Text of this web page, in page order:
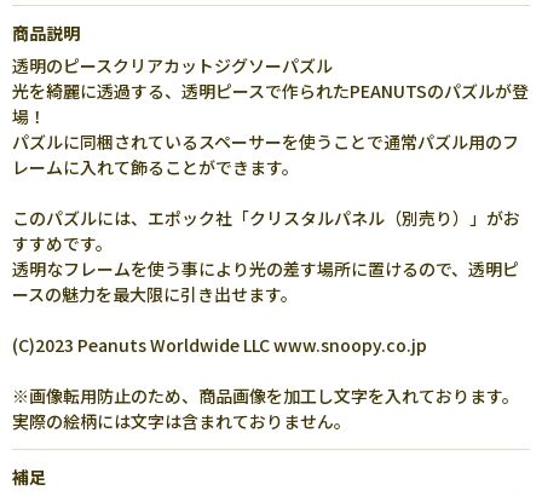
商品説明
透明のピースクリアカットジグソーパズル
光を綺麗に透過する、透明ピースで作られたPEANUTSのパズルが登
場！
パズルに同梱されているスペーサーを使うことで通常パズル用のフ
レームに入れて飾ることができます。
このパズルには、エポック社「クリスタルパネル（別売り）」がお
すすめです。
透明なフレームを使う事により光の差す場所に置けるので、透明ピ
ースの魅力を最大限に引き出せます。
(C)2023 Peanuts Worldwide LLC www.snoopy.co.jp
※画像転用防止のため、商品画像を加工し文字を入れております。
実際の絵柄には文字は含まれておりません。
補足